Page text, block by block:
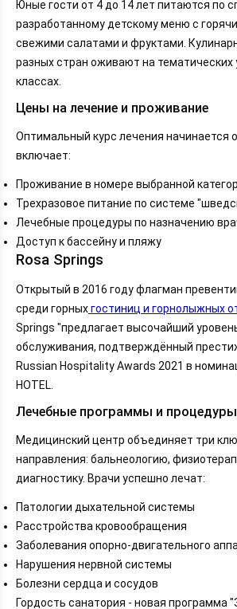
Юные гости от 4 до 14 лет питаются по
разработанному детскому меню с
свежими салатами и фруктами.
разных стран оживают на тематических
классах.
Цены на лечение и проживание
Оптимальный курс лечения начинается
включает:
Проживание в номере выбранной
Трехразовое питание по системе
Лечебные процедуры по назначению
Доступ к бассейну и пляжу
Rosa Springs
Открытый в 2016 году флагман
среди горныхгостиниц и горнолыжных
Springs "предлагает высочайший
обслуживания, подтверждённый
Russian Hospitality Awards 2021 в
HOTEL.
Лечебные программы и процедуры
Медицинский центр объединяет три
направления: бальнеологию,
диагностику. Врачи успешно лечат:
Патологии дыхательной системы
Расстройства кровообращения
Заболевания опорно-двигательного
Нарушения нервной системы
Болезни сердца и сосудов
Гордость санатория - новая программа